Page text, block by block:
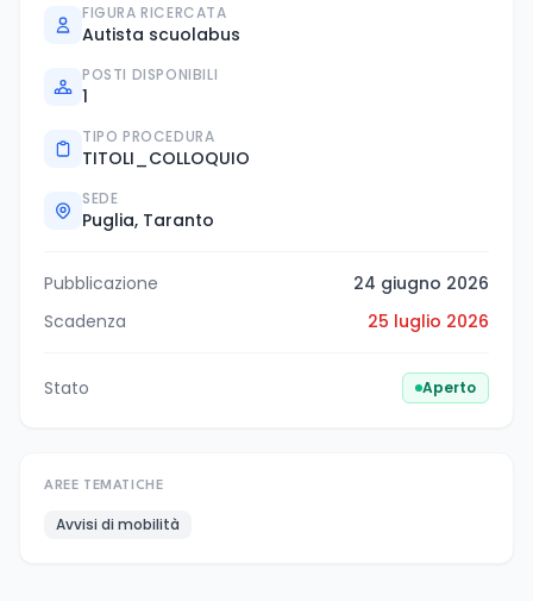
FIGURA RICERCATA
Autista scuolabus
POSTI DISPONIBILI
1
TIPO PROCEDURA
TITOLI_COLLOQUIO
SEDE
Puglia, Taranto
Pubblicazione
24 giugno 2026
Scadenza
25 luglio 2026
Stato Aperto
AREE TEMATICHE
Avvisi di mobilità